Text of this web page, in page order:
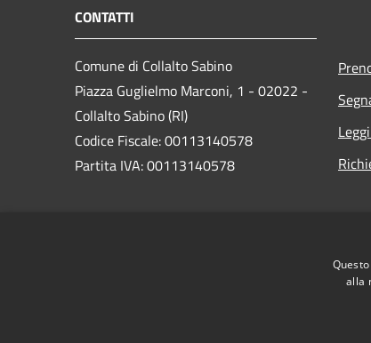
CONTATTI
Comune di Collalto Sabino
Piazza Guglielmo Marconi, 1 - 02022 -
Collalto Sabino (RI)
Codice Fiscale: 00113140578
Partita IVA: 00113140578
alla